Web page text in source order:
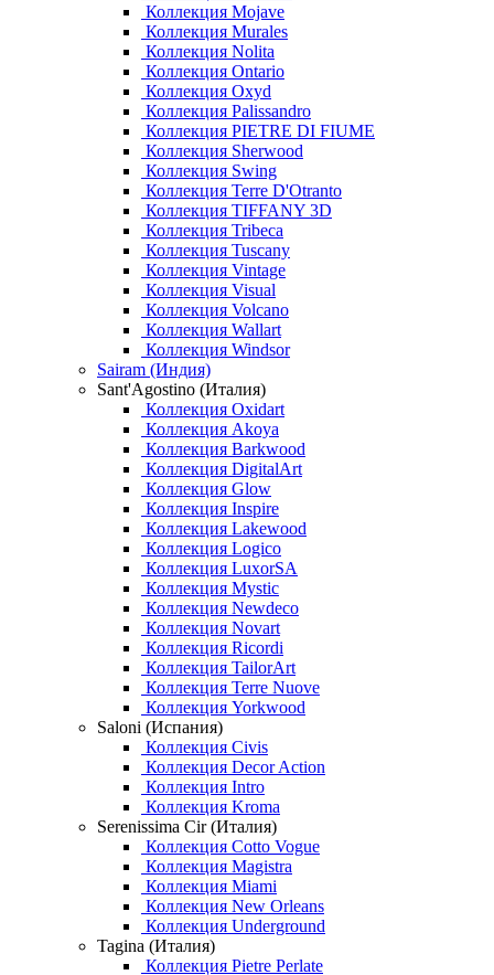
Коллекция Mojave
Коллекция Murales
Коллекция Nolita
Коллекция Ontario
Коллекция Oxyd
Коллекция Palissandro
Коллекция PIETRE DI FIUME
Коллекция Sherwood
Коллекция Swing
Коллекция Terre D'Otranto
Коллекция TIFFANY 3D
Коллекция Tribeca
Коллекция Tuscany
Коллекция Vintage
Коллекция Visual
Коллекция Volcano
Коллекция Wallart
Коллекция Windsor
Sairam (Индия)
Sant'Agostino (Италия)
Коллекция Oxidart
Коллекция Akoya
Коллекция Barkwood
Коллекция DigitalArt
Коллекция Glow
Коллекция Inspire
Коллекция Lakewood
Коллекция Logico
Коллекция LuxorSA
Коллекция Mystic
Коллекция Newdeco
Коллекция Novart
Коллекция Ricordi
Коллекция TailorArt
Коллекция Terre Nuove
Коллекция Yorkwood
Saloni (Испания)
Коллекция Civis
Коллекция Decor Action
Коллекция Intro
Коллекция Kroma
Serenissima Cir (Италия)
Коллекция Cotto Vogue
Коллекция Magistra
Коллекция Miami
Коллекция New Orleans
Коллекция Underground
Tagina (Италия)
Коллекция Pietre Perlate